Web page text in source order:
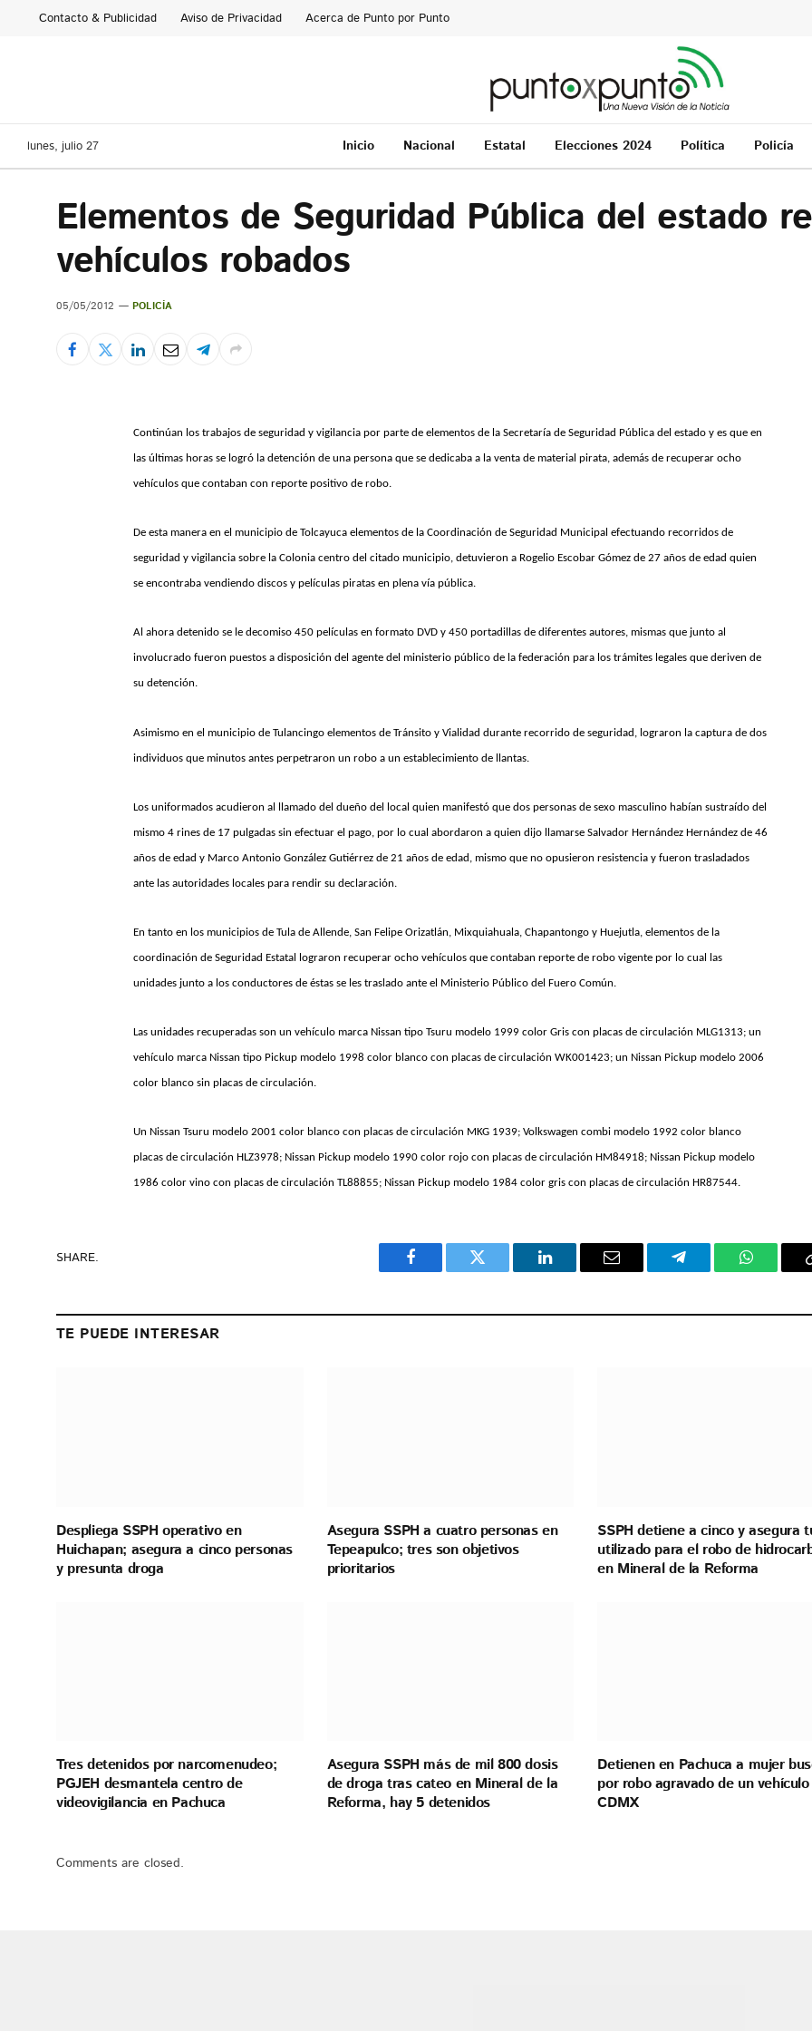
Contacto & Publicidad Aviso de Privacidad Acerca de Punto por Punto
lunes, julio 27 Inicio Nacional Estatal Elecciones 2024 Política Policía
Elementos de Seguridad Pública del estado
vehículos robados
05/05/2012 POLICÍA
Continúan los trabajos de seguridad y vigilancia por parte de elementos de la Secretaría de Seguridad Pública del estado y es que en
las últimas horas se logró la detención de una persona que se dedicaba a la venta de material pirata, además de recuperar ocho
vehículos que contaban con reporte positivo de robo.
De esta manera en el municipio de Tolcayuca elementos de la Coordinación de Seguridad Municipal efectuando recorridos de
seguridad y vigilancia sobre la Colonia centro del citado municipio, detuvieron a Rogelio Escobar Gómez de 27 años de edad quien
se encontraba vendiendo discos y películas piratas en plena vía pública.
Al ahora detenido se le decomiso 450 películas en formato DVD y 450 portadillas de diferentes autores, mismas que junto al
involucrado fueron puestos a disposición del agente del ministerio público de la federación para los trámites legales que deriven de
su detención.
Asimismo en el municipio de Tulancingo elementos de Tránsito y Vialidad durante recorrido de seguridad, lograron la captura de dos
individuos que minutos antes perpetraron un robo a un establecimiento de llantas.
Los uniformados acudieron al llamado del dueño del local quien manifestó que dos personas de sexo masculino habían sustraído del
mismo 4 rines de 17 pulgadas sin efectuar el pago, por lo cual abordaron a quien dijo llamarse Salvador Hernández Hernández de 46
años de edad y Marco Antonio González Gutiérrez de 21 años de edad, mismo que no opusieron resistencia y fueron trasladados
ante las autoridades locales para rendir su declaración.
En tanto en los municipios de Tula de Allende, San Felipe Orizatlán, Mixquiahuala, Chapantongo y Huejutla, elementos de la
coordinación de Seguridad Estatal lograron recuperar ocho vehículos que contaban reporte de robo vigente por lo cual las
unidades junto a los conductores de éstas se les traslado ante el Ministerio Público del Fuero Común.
Las unidades recuperadas son un vehículo marca Nissan tipo Tsuru modelo 1999 color Gris con placas de circulación MLG1313; un
vehículo marca Nissan tipo Pickup modelo 1998 color blanco con placas de circulación WK001423; un Nissan Pickup modelo 2006
color blanco sin placas de circulación.
Un Nissan Tsuru modelo 2001 color blanco con placas de circulación MKG 1939; Volkswagen combi modelo 1992 color blanco
placas de circulación HLZ3978; Nissan Pickup modelo 1990 color rojo con placas de circulación HM84918; Nissan Pickup modelo
1986 color vino con placas de circulación TL88855; Nissan Pickup modelo 1984 color gris con placas de circulación HR87544.
SHARE.
Facebook Twitter LinkedIn Email Telegram
TE PUEDE INTERESAR
Despliega SSPH operativo en
Huichapan; asegura a cinco personas
y presunta droga
Asegura SSPH a cuatro personas en
Tepeapulco; tres son objetivos
prioritarios
SSPH detiene a cinco y asegura
utilizado para el robo de
en Mineral de la Reforma
Tres detenidos por narcomenudeo;
PGJEH desmantela centro de
videovigilancia en Pachuca
Asegura SSPH más de mil 800 dosis
de droga tras cateo en Mineral de la
Reforma, hay 5 detenidos
Detienen en Pachuca a mujer
por robo agravado de un
CDMX
Comments are closed.